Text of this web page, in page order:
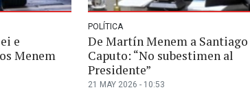
e
Menem
POLÍTICA
De Martín Menem a Santiago
Caputo: “No subestimen al
Presidente”
21 MAY 2026 - 10:53